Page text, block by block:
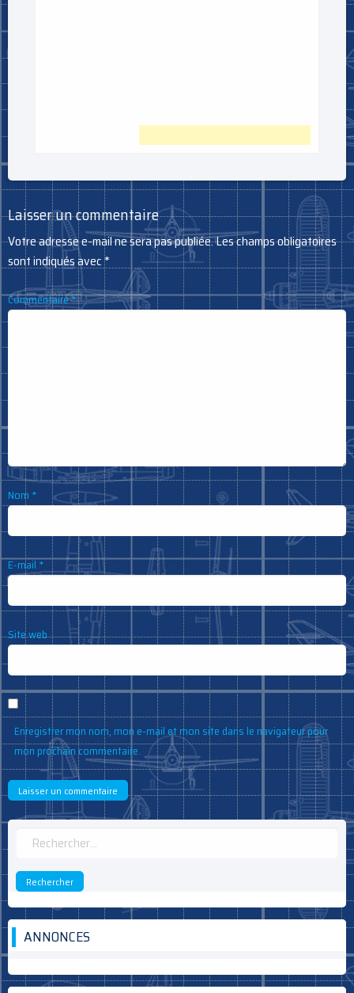
Laisser un commentaire
Votre adresse e-mail ne sera pas publiée.Les champs obligatoires
sont indiqués avec*
Commentaire*
Nom *
E-mail*
Site web
Enregistrer mon nom, mon e-mail et mon site dans le navigateur pour
mon prochain commentaire.
Rechercher :
ANNONCES